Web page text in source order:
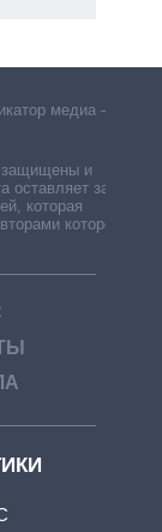
медиа –
защищены и
оставляет за
которая
которой